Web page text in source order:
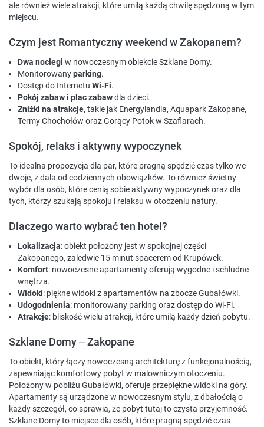
ale również wiele atrakcji, które umilą każdą chwilę spędzoną w tym
miejscu.
Czym jest Romantyczny weekend w Zakopanem?
Dwa noclegi w nowoczesnym obiekcie Szklane Domy.
Monitorowanyparking.
Dostęp do Internetu Wi-Fi.
Pokój zabaw i plac zabawdla dzieci.
Zniżki na atrakcje, takie jak Energylandia, Aquapark Zakopane,
Termy Chochołów oraz Gorący Potok w Szaflarach.
Spokój, relaks i aktywny wypoczynek
To idealna propozycja dla par, które pragną spędzić czas tylko we
dwoje, z dala od codziennych obowiązków. To również świetny
wybór dla osób, które cenią sobie aktywny wypoczynek oraz dla
tych, którzy szukają spokoju i relaksu w otoczeniu natury.
Dlaczego warto wybrać ten hotel?
Lokalizacja: obiekt położony jest w spokojnej części
Zakopanego, zaledwie 15 minut spacerem od Krupówek.
Komfort: nowoczesne apartamenty oferują wygodne i schludne
wnętrza.
Widoki: piękne widoki z apartamentów na zbocze Gubałówki.
Udogodnienia: monitorowany parking oraz dostęp do Wi-Fi.
Atrakcje: bliskość wielu atrakcji, które umilą każdy dzień pobytu.
Szklane Domy – Zakopane
To obiekt, który łączy nowoczesną architekturę z funkcjonalnością,
zapewniając komfortowy pobyt w malowniczym otoczeniu.
Położony w pobliżu Gubałówki, oferuje przepiękne widoki na góry.
Apartamenty są urządzone w nowoczesnym stylu, z dbałością o
każdy szczegół, co sprawia, że pobyt tutaj to czysta przyjemność.
Szklane Domy to miejsce dla osób, które pragną spędzić czas